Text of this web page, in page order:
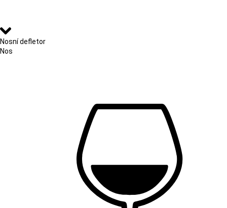
Nosní defletor
Nos